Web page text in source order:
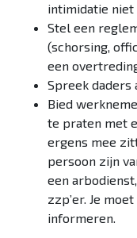
intimidatie
Stel een
(schorsing,
een
Spreek daders
Bied
te praten met
ergens mee
persoon zijn
een
zzp’er. Je
informeren.